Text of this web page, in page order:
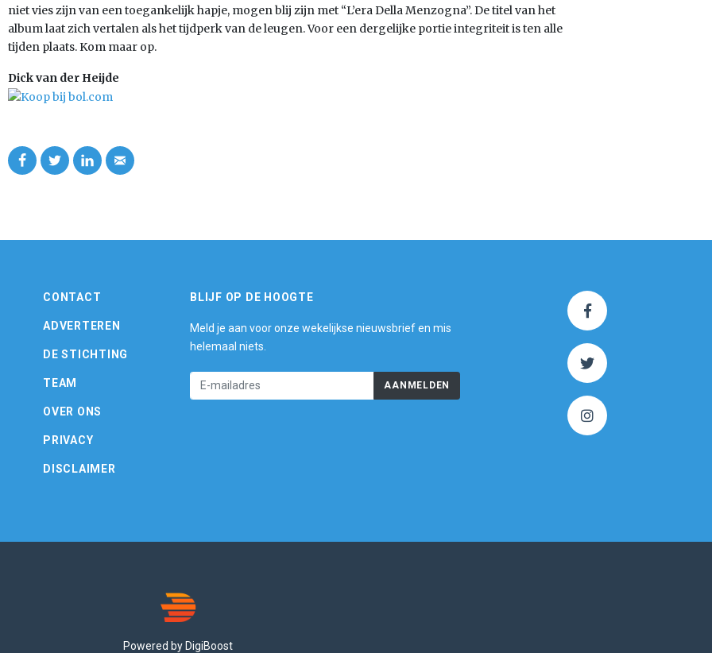
niet vies zijn van een toegankelijk hapje, mogen blij zijn met “L’era Della Menzogna”. De titel van het
album laat zich vertalen als het tijdperk van de leugen. Voor een dergelijke portie integriteit is ten alle
tijden plaats. Kom maar op.
Dick van der Heijde
CONTACT
ADVERTEREN
DE STICHTING
TEAM
OVER ONS
PRIVACY
DISCLAIMER
BLIJF OP DE HOOGTE
Meld je aan voor onze wekelijkse nieuwsbrief en mis
helemaal niets.
AANMELDEN
Powered by DigiBoost